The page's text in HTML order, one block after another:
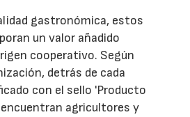
gastronómica, estos
un valor añadido
cooperativo. Según
detrás de cada
con el sello 'Producto
agricultores y